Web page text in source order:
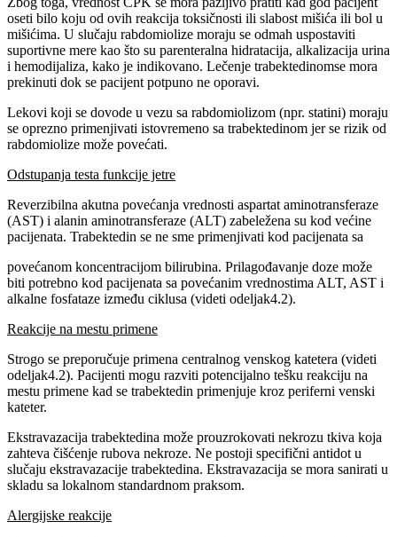
oseti bilo koju od ovih reakcija toksičnosti ili slabost mišića ili bol u
mišićima. U slučaju rabdomiolize moraju se odmah uspostaviti
suportivne mere kao što su parenteralna hidratacija, alkalizacija urina
i hemodijaliza, kako je indikovano. Lečenje trabektedinomse mora
prekinuti dok se pacijent potpuno ne oporavi.
Lekovi koji se dovode u vezu sa rabdomiolizom (npr. statini) moraju
se oprezno primenjivati istovremeno sa trabektedinom jer se rizik od
rabdomiolize može povećati.
Odstupanja testa funkcije jetre
Reverzibilna akutna povećanja vrednosti aspartat aminotransferaze
(AST) i alanin aminotransferaze (ALT) zabeležena su kod većine
pacijenata. Trabektedin se ne sme primenjivati kod pacijenata sa
povećanom koncentracijom bilirubina. Prilagođavanje doze može
biti potrebno kod pacijenata sa povećanim vrednostima ALT, AST i
alkalne fosfataze između ciklusa (videti odeljak4.2).
Reakcije na mestu primene
Strogo se preporučuje primena centralnog venskog katetera (videti
odeljak4.2). Pacijenti mogu razviti potencijalno tešku reakciju na
mestu primene kad se trabektedin primenjuje kroz periferni venski
kateter.
Ekstravazacija trabektedina može prouzrokovati nekrozu tkiva koja
zahteva čišćenje rubova nekroze. Ne postoji specifični antidot u
slučaju ekstravazacije trabektedina. Ekstravazacija se mora sanirati u
skladu sa lokalnom standardnom praksom.
Alergijske reakcije